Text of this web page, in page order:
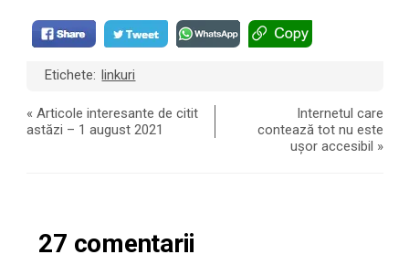
Etichete: linkuri
«Articole interesante de citit
astăzi – 1 august 2021
Internetul care
contează tot nu este
ușor accesibil »
27 comentarii